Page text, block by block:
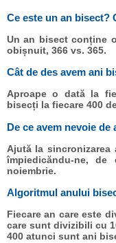
Ce este un an bisect?
Un an bisect conține
obișnuit, 366 vs. 365.
Cât de des avem ani
Aproape o dată la
bisecți la fiecare 400
De ce avem nevoie de
Ajută la
împiedicăndu-ne, de
noiembrie.
Algoritmul anului
Fiecare an care este
care sunt divizibili cu
400 atunci sunt ani